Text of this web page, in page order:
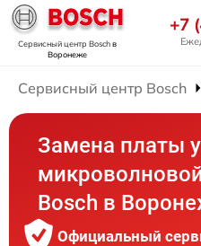
Сервисный центр Boschв
Воронеже
+7
Сервисный центр Bosch
Замена платы
Bosch в
Официальный